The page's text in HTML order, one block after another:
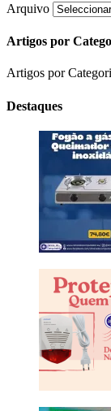
Arquivo
Artigos por
Artigos por
Destaques